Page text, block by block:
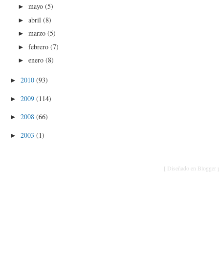
►mayo(5)
►abril(8)
►marzo(5)
►febrero(7)
►enero(8)
► 2010 (93)
► 2009 (114)
► 2008 (66)
► 2003 (1)
[ Diseñado en Blogger